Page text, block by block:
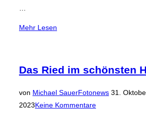
Mehr über
Lesen
Das Ried im schönsten
von Michael SauerFotonews 31.
2023Keine Kommentare